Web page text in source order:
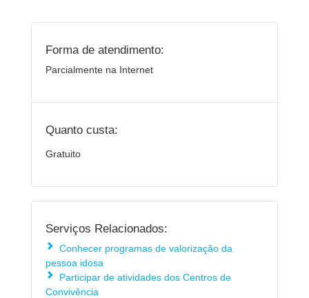
Forma de atendimento:
Parcialmente na Internet
Quanto custa:
Gratuito
Serviços Relacionados:
Conhecer programas de valorização da
pessoa idosa
Participar de atividades dos Centros de
Convivência